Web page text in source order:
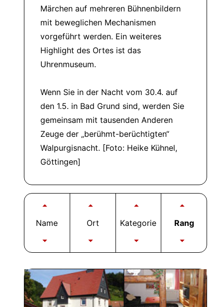
Märchen auf mehreren Bühnenbildern
mit beweglichen Mechanismen
vorgeführt werden. Ein weiteres
Highlight des Ortes ist das
Uhrenmuseum.
Wenn Sie in der Nacht vom 30.4. auf
den 1.5. in Bad Grund sind, werden Sie
gemeinsam mit tausenden Anderen
Zeuge der berühmt-berüchtigten
Walpurgisnacht. [Foto: Heike Kühnel,
Göttingen]
Name Ort Kategorie Rang